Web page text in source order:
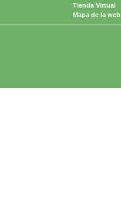
Tienda Virtual
Mapa de la web